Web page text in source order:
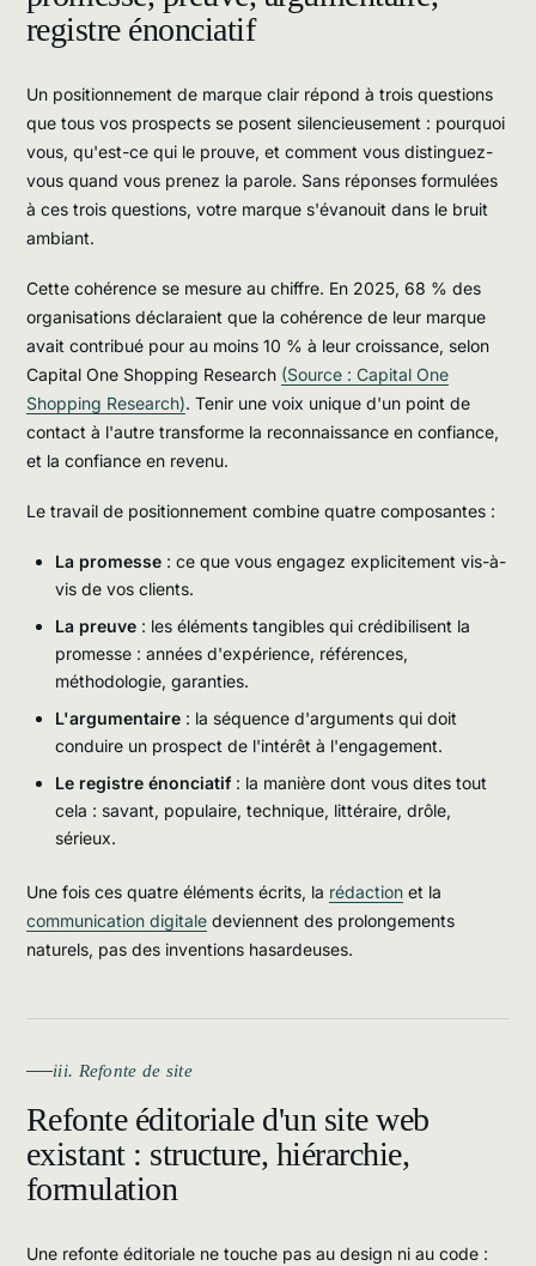
registre énonciatif
Un positionnement de marque clair répond à trois questions
que tous vos prospects se posent silencieusement : pourquoi
vous, qu'est-ce qui le prouve, et comment vous distinguez-
vous quand vous prenez la parole. Sans réponses formulées
à ces trois questions, votre marque s'évanouit dans le bruit
ambiant.
Cette cohérence se mesure au chiffre. En 2025, 68 % des
organisations déclaraient que la cohérence de leur marque
avait contribué pour au moins 10 % à leur croissance, selon
Capital One Shopping Research (Source : Capital One
Shopping Research). Tenir une voix unique d'un point de
contact à l'autre transforme la reconnaissance en confiance,
et la confiance en revenu.
Le travail de positionnement combine quatre composantes :
La promesse : ce que vous engagez explicitement vis-à-
vis de vos clients.
La preuve : les éléments tangibles qui crédibilisent la
promesse : années d'expérience, références,
méthodologie, garanties.
L'argumentaire : la séquence d'arguments qui doit
conduire un prospect de l'intérêt à l'engagement.
Le registre énonciatif: la manière dont vous dites tout
cela : savant, populaire, technique, littéraire, drôle,
sérieux.
Une fois ces quatre éléments écrits, la rédaction et la
communication digitale deviennent des prolongements
naturels, pas des inventions hasardeuses.
iii. Refonte de site
Refonte éditoriale d'un site web
existant : structure, hiérarchie,
formulation
Une refonte éditoriale ne touche pas au design ni au code :